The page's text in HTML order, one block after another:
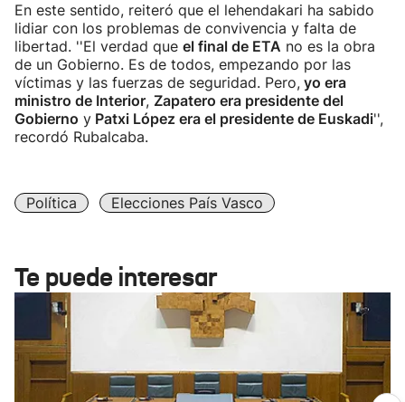
En este sentido, reiteró que el lehendakari ha sabido
lidiar con los problemas de convivencia y falta de
libertad. ''El verdad que el final de ETA no es la obra
de un Gobierno. Es de todos, empezando por las
víctimas y las fuerzas de seguridad. Pero, yo era
ministro de Interior, Zapatero era presidente del
Gobierno y Patxi López era el presidente de Euskadi'',
recordó Rubalcaba.
Política Elecciones País Vasco
Te puede interesar